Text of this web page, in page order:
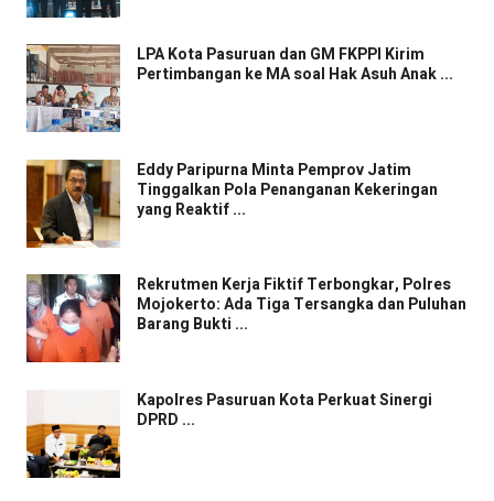
LPA Kota Pasuruan dan GM FKPPI Kirim
Pertimbangan ke MA soal Hak Asuh Anak ...
Eddy Paripurna Minta Pemprov Jatim
Tinggalkan Pola Penanganan Kekeringan
yang Reaktif ...
Rekrutmen Kerja Fiktif Terbongkar, Polres
Mojokerto: Ada Tiga Tersangka dan Puluhan
Barang Bukti ...
Kapolres Pasuruan Kota Perkuat Sinergi
DPRD ...